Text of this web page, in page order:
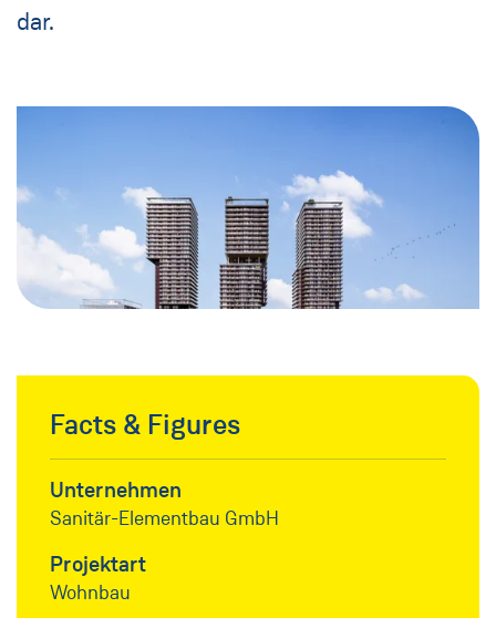
dar.
Facts & Figures
Unternehmen
Sanitär-Elementbau GmbH
Projektart
Wohnbau